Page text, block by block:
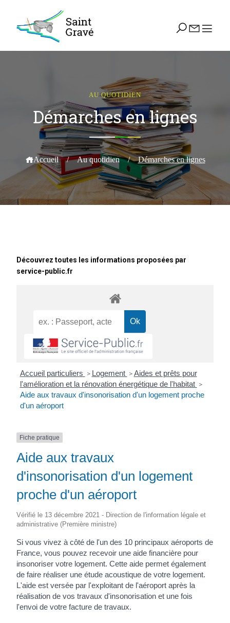
AU QUOTIDIEN
Démarches en lignes
Accueil / Au quotidien / Démarches en lignes
Découvrez toutes les informations proposées par
service-public.fr
Accueil particuliers > Logement > Aides et prêts pour
l'amélioration et la rénovation énergétique de l'habitat >
Aide aux travaux d'insonorisation d'un logement proche
d'un aéroport
Fiche pratique
Aide aux travaux
d'insonorisation d'un logement
proche d'un aéroport
Vérifié le 13 décembre 2021 - Direction de l'information légale et
administrative (Première ministre)
Si vous vivez à côté de l'un des 10 principaux aéroports de
France, vous pouvez recevoir une aide financière pour
insonoriser votre logement. Cette aide permet également
de faire réaliser une étude acoustique de votre logement.
L'aide est versée par l'exploitant de l'aéroport après la
réalisation de vos travaux d'insonorisation et une fois
l'envoi de votre facture de travaux.